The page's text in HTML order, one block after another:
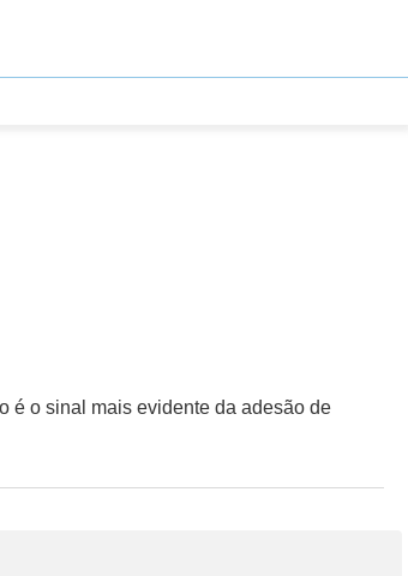
é o sinal mais evidente da adesão de